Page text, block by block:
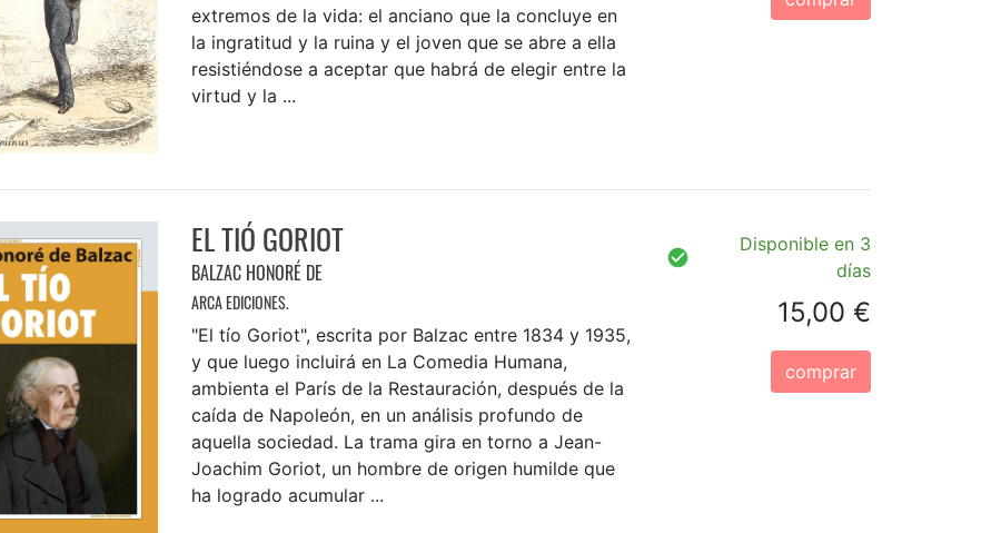
extremos de la vida: el anciano que la concluye en
la ingratitud y la ruina y el joven que se abre a ella
resistiéndose a aceptar que habrá de elegir entre la
virtud y la ...
EL TIÓ GORIOT
BALZAC HONORÉ DE
ARCA EDICIONES.
"El tío Goriot", escrita por Balzac entre 1834 y 1935,
y que luego incluirá en La Comedia Humana,
ambienta el París de la Restauración, después de la
caída de Napoleón, en un análisis profundo de
aquella sociedad. La trama gira en torno a Jean-
Joachim Goriot, un hombre de origen humilde que
ha logrado acumular ...
Disponible en 3
días
15,00 €
comprar